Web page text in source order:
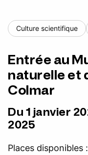
Culture scientifique
Entrée au
naturelle et
Colmar
Du 1 janvier
2025
Places disponibles :